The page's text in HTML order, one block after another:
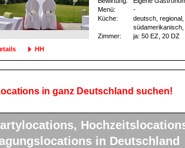
HH
Menü:
-
Küche:
deutsch,
Zimmer:
ja: 50 EZ , 20 DZ
in ganz Deutschland suchen!
in Deutschland